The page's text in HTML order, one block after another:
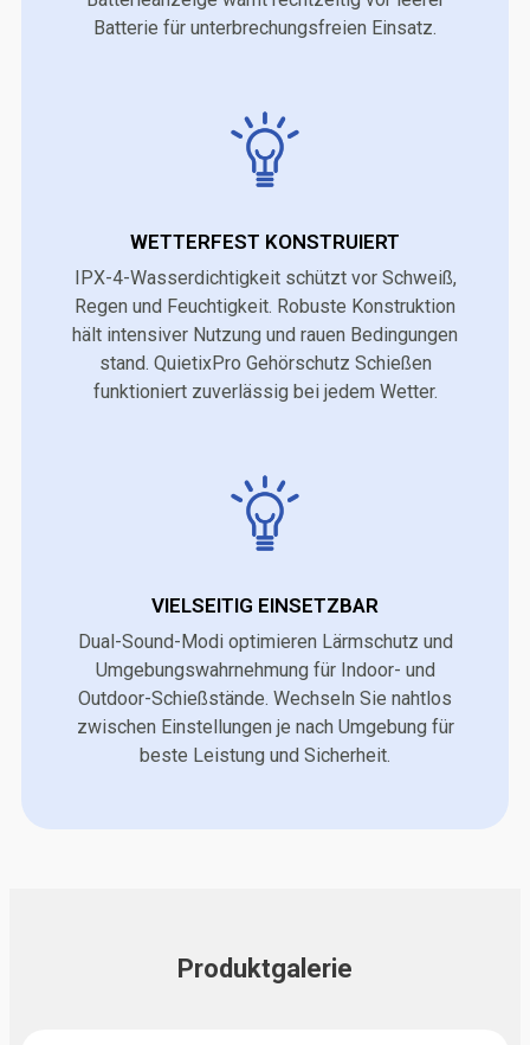
Batterie für unterbrechungsfreien Einsatz.
WETTERFEST KONSTRUIERT
IPX-4-Wasserdichtigkeit schützt vor Schweiß,
Regen und Feuchtigkeit. Robuste Konstruktion
hält intensiver Nutzung und rauen Bedingungen
stand. QuietixPro Gehörschutz Schießen
funktioniert zuverlässig bei jedem Wetter.
VIELSEITIG EINSETZBAR
Dual-Sound-Modi optimieren Lärmschutz und
Umgebungswahrnehmung für Indoor- und
Outdoor-Schießstände. Wechseln Sie nahtlos
zwischen Einstellungen je nach Umgebung für
beste Leistung und Sicherheit.
Produktgalerie